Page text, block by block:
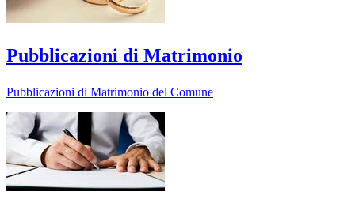
Pubblicazioni di Matrimonio
Pubblicazioni di Matrimonio del Comune